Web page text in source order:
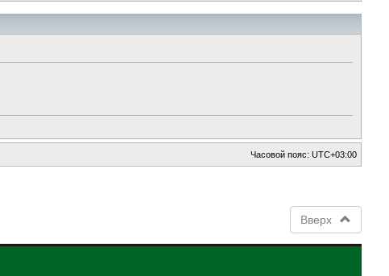
Часовой пояс:UTC+03:00
Вверх